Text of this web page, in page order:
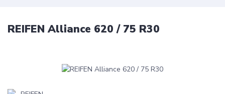
REIFEN Alliance 620 / 75 R30